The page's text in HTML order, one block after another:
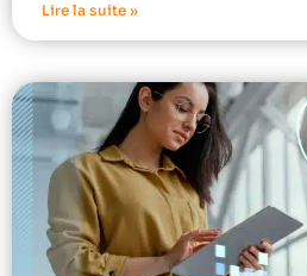
Lire la suite »